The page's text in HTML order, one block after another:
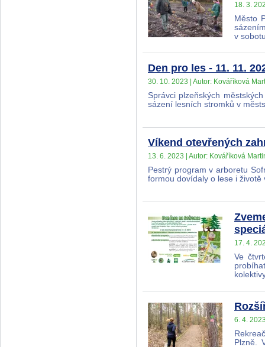
18. 3.
Město
v
Den pro les - 11. 11.
30. 10. 2023 | Autor: Kováříková
Správci plzeňských
sázení lesních stromků v
Víkend otevřených
13. 6. 2023 | Autor: Kováříková
Pestrý program v arboretu
formou dovídaly o lese i
17. 4.
Ve
6. 4.
Plzně.